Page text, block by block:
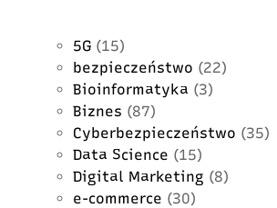
5G (15)
bezpieczeństwo (22)
Bioinformatyka (3)
Biznes (87)
Cyberbezpieczeństwo (35)
Data Science (15)
Digital Marketing (8)
e-commerce (30)